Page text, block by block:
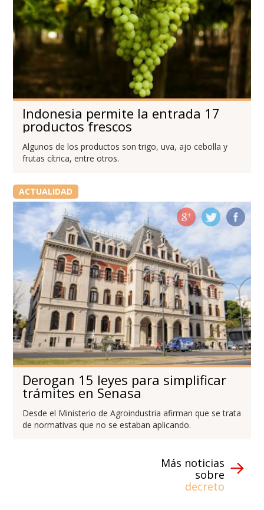
Indonesia permite la entrada 17
productos frescos
Algunos de los productos son trigo, uva, ajo cebolla y
frutas cítrica, entre otros.
ACTUALIDAD
Derogan 15 leyes para simplificar
trámites en Senasa
Desde el Ministerio de Agroindustria afirman que se trata
de normativas que no se estaban aplicando.
Más noticias
sobre
decreto